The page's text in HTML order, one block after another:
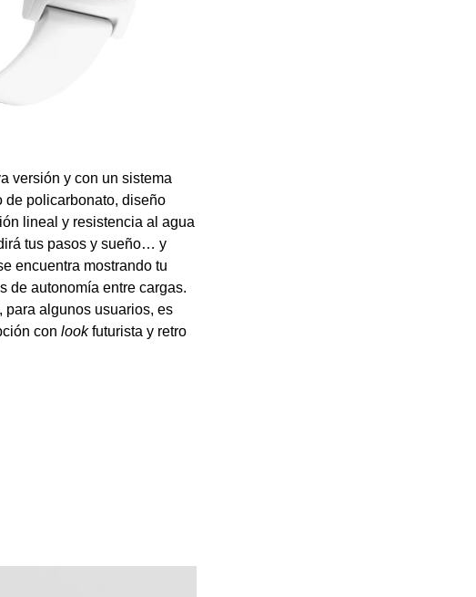
versión y con un sistema
de policarbonato, diseño
lineal y resistencia al agua
tus pasos y sueño… y
encuentra mostrando tu
de autonomía entre cargas.
para algunos usuarios, es
con lookfuturista y retro